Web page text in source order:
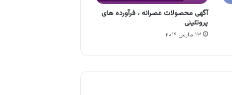
آگهی محصولات عصرانه ، فرآورده های
پروتئینی
۱۳ مارس ۲۰۱۹